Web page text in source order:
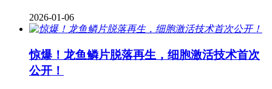
2026-01-06
惊爆！龙鱼鳞片脱落再生，细胞激活技术首次
公开！